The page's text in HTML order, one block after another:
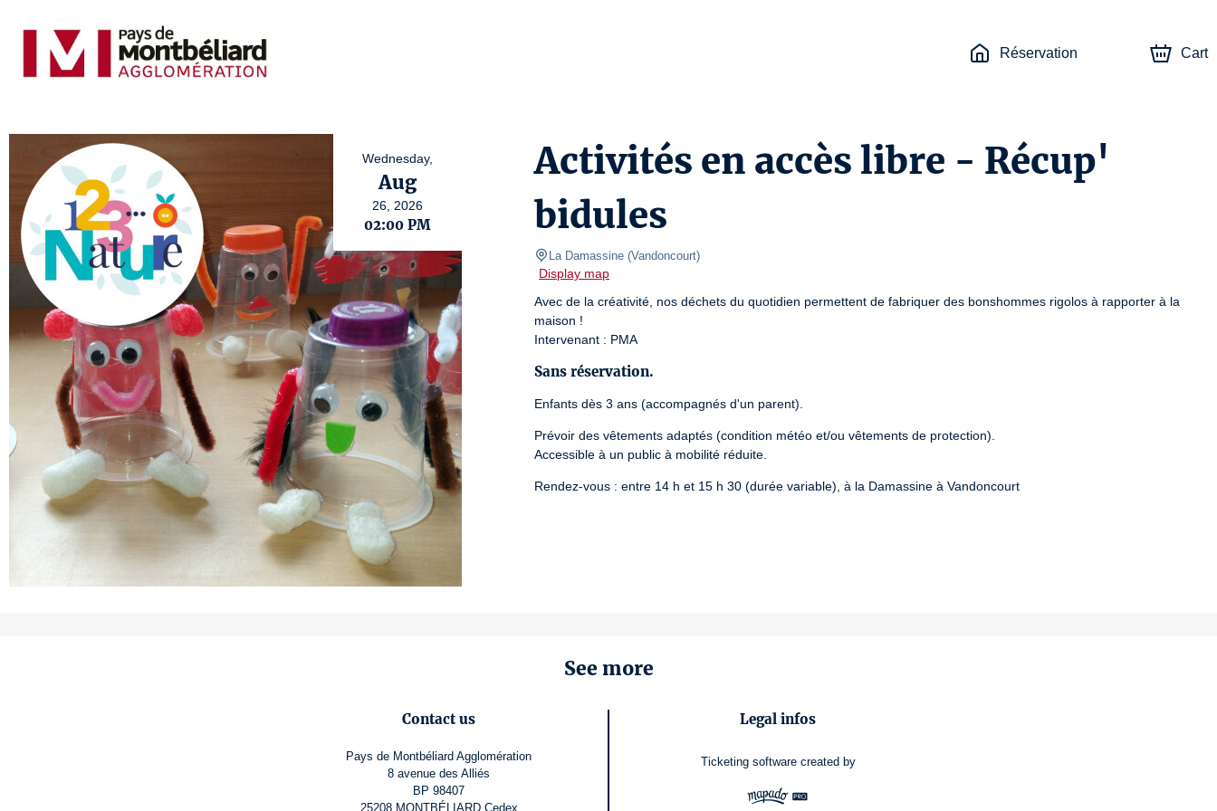
Réservation Cart
Wednesday,
Aug
26, 2026
02:00 PM
Activités en accès libre - Récup'
bidules
La Damassine (Vandoncourt)
Display map
Avec de la créativité, nos déchets du quotidien permettent de fabriquer des bonshommes rigolos à rapporter à la
maison !
Intervenant : PMA
Sans réservation.
Enfants dès 3 ans (accompagnés d'un parent).
Prévoir des vêtements adaptés (condition météo et/ou vêtements de protection).
Accessible à un public à mobilité réduite.
Rendez-vous : entre 14 h et 15 h 30 (durée variable), à la Damassine à Vandoncourt
See more
Contact us
Pays de Montbéliard Agglomération
8 avenue des Alliés
BP 98407
25208 MONTBÉLIARD Cedex
Legal infos
Ticketing software created by